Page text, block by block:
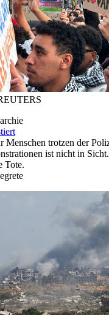
Menschen trotzen der
ist nicht in
Tote.